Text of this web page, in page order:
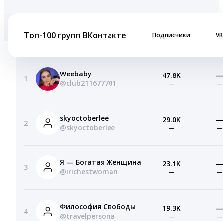
Топ-100 групп ВКонтакте Подписчики VR
1
Weebaby
@club211677701
47.8K
—
—
—
2
skyoctoberlee
@skyoctoberlee
29.0K
—
—
—
3
Я — Богатая Женщина
@irichestwoman
23.1K
—
—
—
4
Философия Свободы
@travelpersona
19.3K
—
—
—